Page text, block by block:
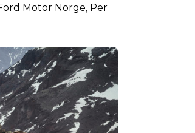
Motor Norge, Per